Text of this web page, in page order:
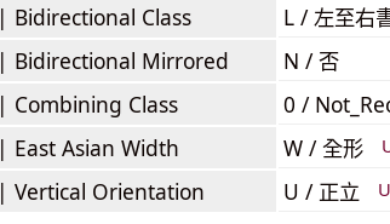
| Bidirectional Class
L / 左至右
| Bidirectional Mirrored
N / 否
| Combining Class
0 /
| East Asian Width W / 全形
| Vertical Orientation U / 正立